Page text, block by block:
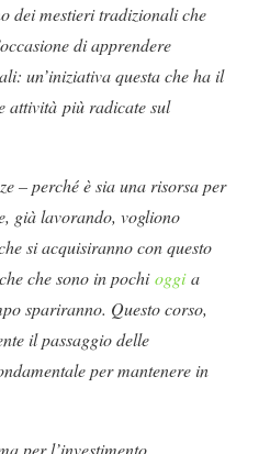
dei mestieri tradizionali che
di apprendere
un’iniziativa questa che ha il
attività più radicate sul
– perché è sia una risorsa per
già lavorando, vogliono
si acquisiranno con questo
che sono in pochioggia
spariranno. Questo corso,
il passaggio delle
per mantenere in
per l’investimento